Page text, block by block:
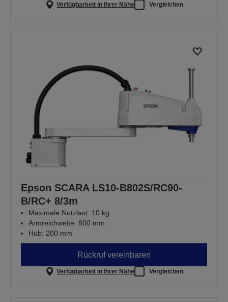
Verfügbarkeit in Ihrer Nähe Vergleichen
Epson SCARA LS10-B802S/RC90-
B/RC+ 8/3m
Maximale Nutzlast: 10 kg
Armreichweite: 800 mm
Hub: 200 mm
Rückruf vereinbaren
Verfügbarkeit in Ihrer Nähe Vergleichen